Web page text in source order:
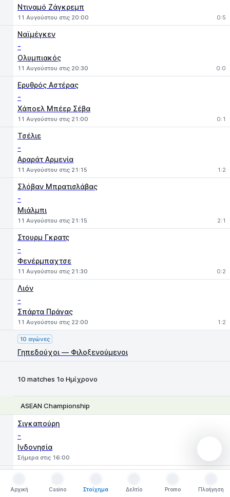
Ντιναμό Ζάγκρεμπ
11 Αυγούστου στις 20:00 0:5
Ναϊμέγκεν
-
Ολυμπιακός
11 Αυγούστου στις 20:30 0:0
Ερυθρός Αστέρας
-
Χάποελ Μπέερ Σέβα
11 Αυγούστου στις 21:00 0:1
Τσέλιε
-
Αραράτ Αρμενία
11 Αυγούστου στις 21:15 1:2
Σλόβαν Μπρατισλάβας
-
Μιάλμπι
11 Αυγούστου στις 21:15 2:1
Στουρμ Γκρατς
-
Φενέρμπαχτσε
11 Αυγούστου στις 21:30 0:2
Λιόν
-
Σπάρτα Πράγας
11 Αυγούστου στις 22:00 1:2
10 αγώνες
Γηπεδούχοι — Φιλοξενούμενοι
10 matches 1ο Ημίχρονο
ASEAN Championship
Σιγκαπούρη
-
Ινδονησία
Σήμερα στις 16:00
-
Αρχική
Casino
Στοίχημα
Δελτίο
Promo
Πλοήγηση